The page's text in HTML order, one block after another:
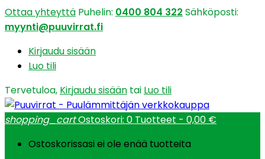
Ottaa yhteyttä Puhelin: 0400 804 322 Sähköposti:
myynti@puuvirrat.fi
Kirjaudu sisään
Luo tili
Tervetuloa, Kirjaudu sisään tai Luo tili
shopping_cartOstoskori: 0 Tuotteet - 0,00 €
Ostoskorissasi ei ole enää tuotteita